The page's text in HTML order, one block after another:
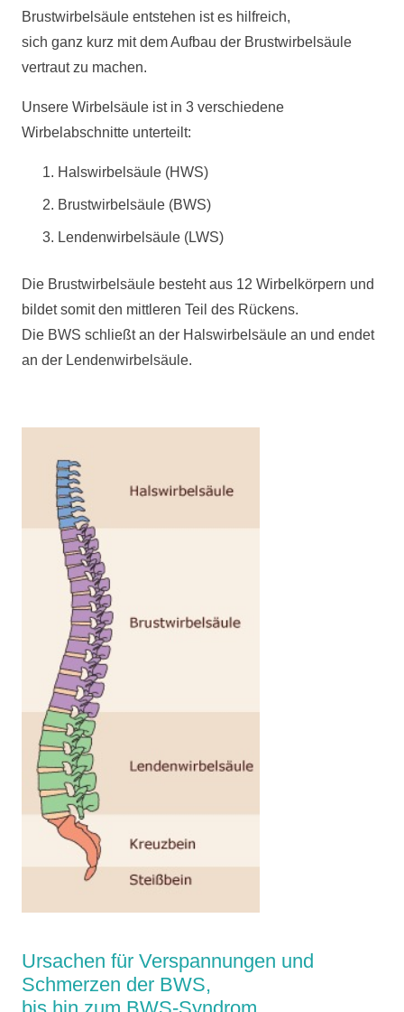
Brustwirbelsäule entstehen ist es hilfreich,
sich ganz kurz mit dem Aufbau der Brustwirbelsäule
vertraut zu machen.
Unsere Wirbelsäule ist in 3 verschiedene
Wirbelabschnitte unterteilt:
Halswirbelsäule (HWS)
Brustwirbelsäule (BWS)
Lendenwirbelsäule (LWS)
Die Brustwirbelsäule besteht aus 12 Wirbelkörpern und
bildet somit den mittleren Teil des Rückens.
Die BWS schließt an der Halswirbelsäule an und endet
an der Lendenwirbelsäule.
Ursachen für Verspannungen und
Schmerzen der BWS,